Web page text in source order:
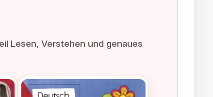
Lesen, Verstehen und genaues